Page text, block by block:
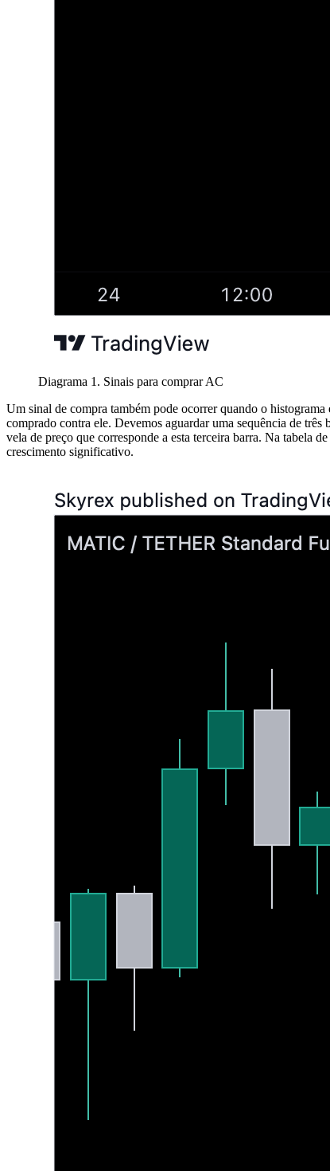
Diagrama 1. Sinais para comprar AC
Um sinal de compra também pode ocorrer quando o
comprado contra ele. Devemos aguardar uma sequência de
vela de preço que corresponde a esta terceira barra. Na tabela
crescimento significativo.